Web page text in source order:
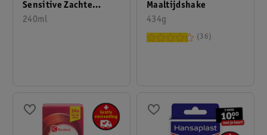
Sensitive Zachte
Lenzen All-In-One
240ml
Maaltijdshake
434g
36